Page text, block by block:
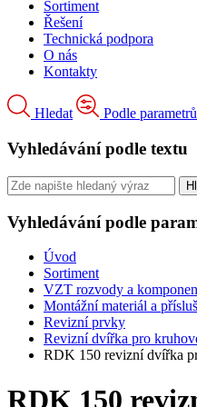
Sortiment
Řešení
Technická podpora
O nás
Kontakty
Hledat Podle parametrů
Vyhledávání podle textu
Vyhledávání podle
Úvod
Sortiment
VZT rozvody a
Montážní materiál a
Revizní prvky
Revizní dvířka pro
RDK 150 revizní dvířka
RDK 150